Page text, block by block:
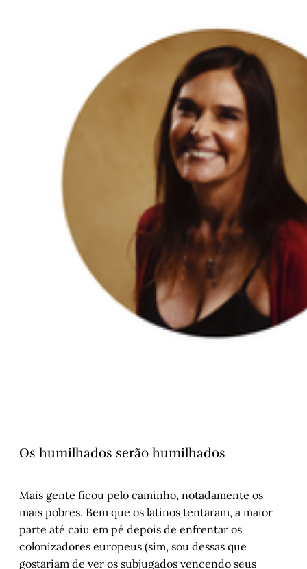
Os humilhados serão humilhados
Mais gente ficou pelo caminho, notadamente os
mais pobres. Bem que os latinos tentaram, a maior
parte até caiu em pé depois de enfrentar os
colonizadores europeus (sim, sou dessas que
gostariam de ver os subjugados vencendo seus